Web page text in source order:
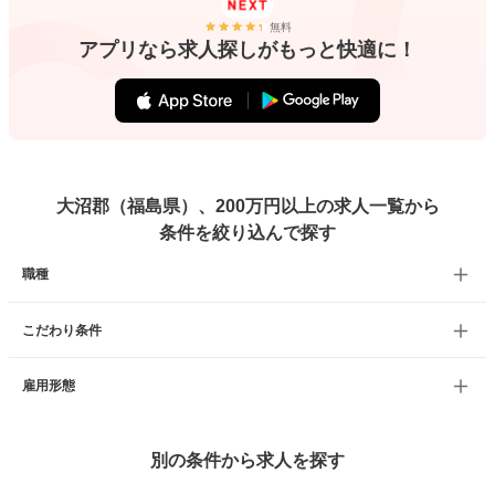
無料
アプリなら求人探しがもっと快適に！
大沼郡（福島県）、200万円以上の求人一覧から
条件を絞り込んで探す
職種
こだわり条件
雇用形態
別の条件から求人を探す